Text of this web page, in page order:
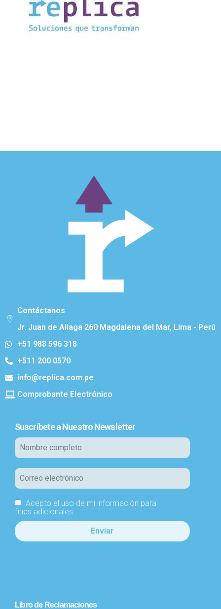
Contáctanos
Jr. Juan de Aliaga 260 Magdalena del Mar, Lima - Perú
+51 988 596 318
+511 200 0570
info@replica.com.pe
Comprobante Electrónico
Suscríbete a Nuestro Newsletter
Acepto el uso de mi información para
fines adicionales.
Libro de Reclamaciones